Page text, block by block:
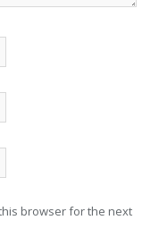
browser for the next